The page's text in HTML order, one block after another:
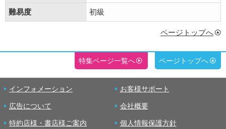
難易度 初級
ページトップへ
特集ページ一覧へ ページトップへ
インフォメーション お客様サポート
広告について 会社概要
特約店様・書店様ご案内 個人情報保護方針